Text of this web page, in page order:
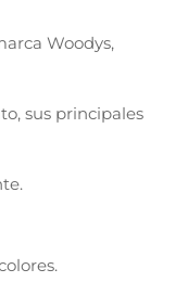
Woodys,
sus principales